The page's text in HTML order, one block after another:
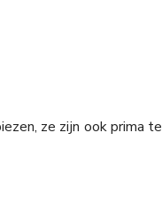
ze zijn ook prima te